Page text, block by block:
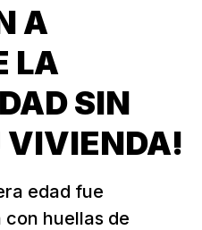
A
LA
SIN
VIVIENDA!
edad fue
huellas de